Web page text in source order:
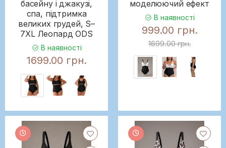
басейну і джакузі,
спа, підтримка
великих грудей, S–
7XL Леопард ODS
В наявності
1699.00 грн.
моделюючий ефект
В наявності
999.00 грн.
1699.00 грн.